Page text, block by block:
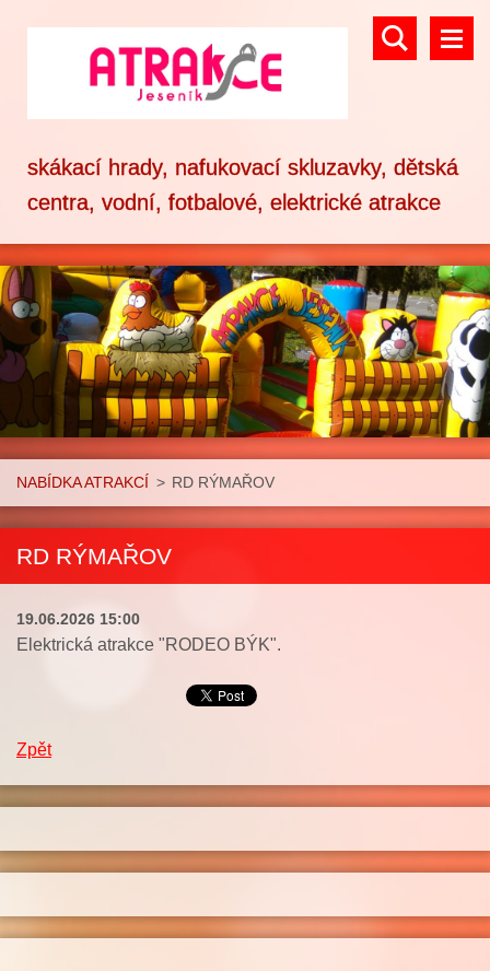
skákací hrady, nafukovací skluzavky, dětská
centra, vodní, fotbalové, elektrické atrakce
NABÍDKA ATRAKCÍ > RD RÝMAŘOV
RD RÝMAŘOV
19.06.2026 15:00
Elektrická atrakce "RODEO BÝK".
Zpět